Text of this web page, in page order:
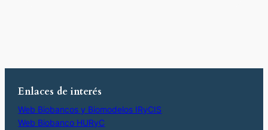
Enlaces de interés
Web Biobancos y Biomodelos IRyCIS
Web Biobanco HURyC